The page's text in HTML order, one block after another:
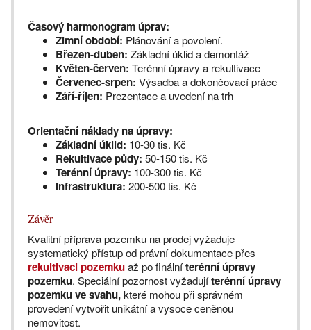
Časový harmonogram úprav:
Zimní období: Plánování a povolení.
Březen-duben: Základní úklid a demontáž
Květen-červen: Terénní úpravy a rekultivace
Červenec-srpen: Výsadba a dokončovací práce
Září-říjen: Prezentace a uvedení na trh
Orientační náklady na úpravy:
Základní úklid: 10-30 tis. Kč
Rekultivace půdy: 50-150 tis. Kč
Terénní úpravy: 100-300 tis. Kč
Infrastruktura: 200-500 tis. Kč
Závěr
Kvalitní příprava pozemku na prodej vyžaduje
systematický přístup od právní dokumentace přes
rekultivaci pozemkuaž po finálníterénní úpravy
pozemku. Speciální pozornost vyžadujíterénní úpravy
pozemku ve svahu,které mohou při správném
provedení vytvořit unikátní a vysoce ceněnou
nemovitost.